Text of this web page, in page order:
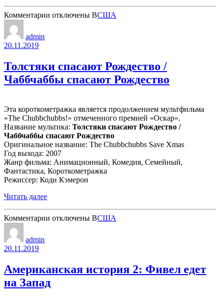
Комментарии к
удар
отключены ВСША
admin
20.11.2019
Толстяки спасают Рождество /
Чаббчаббы спасают Рождество
Эта короткометражка является продолжением мультфильма
«The Chubbchubbs!» отмеченного премией «Оскар».
Название мультика: Толстяки спасают Рождество /
Чаббчаббы спасают Рождество
Оригинальное название: The Chubbchubbs Save Xmas
Год выхода: 2007
Жанр фильма: Анимационный, Комедия, Семейный,
Фантастика, Короткометражка
Режиссер: Коди Кэмерон
Читать далее
Комментарии к
Чаббчаббы
спасают
Рождество
отключены ВСША
admin
20.11.2019
Американская история 2: Фивел едет
на Запад